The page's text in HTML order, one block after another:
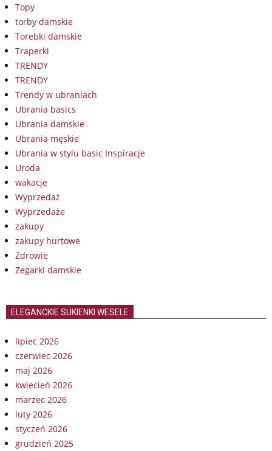
Topy
torby damskie
Torebki damskie
Traperki
TRENDY
TRENDY
Trendy w ubraniach
Ubrania basics
Ubrania damskie
Ubrania męskie
Ubrania w stylu basic Inspiracje
Uroda
wakacje
Wyprzedaż
Wyprzedaże
zakupy
zakupy hurtowe
Zdrowie
Zegarki damskie
ELEGANCKIE SUKIENKI WESELE
lipiec 2026
czerwiec 2026
maj 2026
kwiecień 2026
marzec 2026
luty 2026
styczeń 2026
grudzień 2025